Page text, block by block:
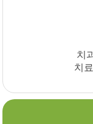
치
치